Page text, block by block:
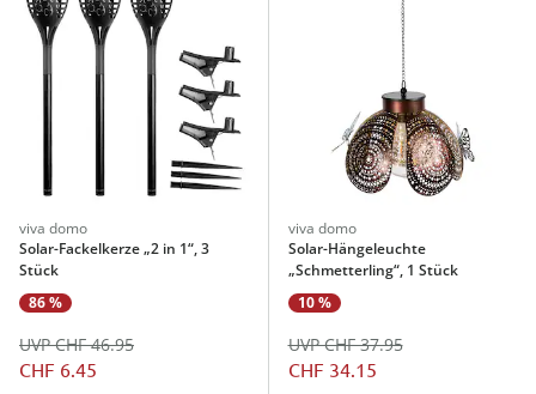
viva domo
Solar-Fackelkerze „2 in 1“, 3
Stück
86 %
CHF 6.45
UVP CHF 46.95
viva domo
Solar-Hängeleuchte
„Schmetterling“, 1 Stück
10 %
CHF 34.15
UVP CHF 37.95